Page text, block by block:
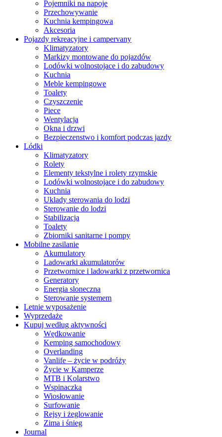
Pojemniki na napoje
Przechowywanie
Kuchnia kempingowa
Akcesoria
Pojazdy rekreacyjne i campervany
Klimatyzatory
Markizy montowane do pojazdów
Lodówki wolnostojace i do zabudowy
Kuchnia
Meble kempingowe
Toalety
Czyszczenie
Piece
Wentylacja
Okna i drzwi
Bezpieczenstwo i komfort podczas jazdy
Lódki
Klimatyzatory
Rolety
Elementy tekstylne i rolety rzymskie
Lodówki wolnostojace i do zabudowy
Kuchnia
Uklady sterowania do lodzi
Sterowanie do lodzi
Stabilizacja
Toalety
Zbiorniki sanitarne i pompy
Mobilne zasilanie
Akumulatory
Ladowarki akumulatorów
Przetwornice i ladowarki z przetwornica
Generatory
Energia sloneczna
Sterowanie systemem
Letnie wyposażenie
Wyprzedaże
Kupuj według aktywności
Wędkowanie
Kemping samochodowy
Overlanding
Vanlife – życie w podróży
Życie w Kamperze
MTB i Kolarstwo
Wspinaczka
Wiosłowanie
Surfowanie
Rejsy i żeglowanie
Zima i śnieg
Journal